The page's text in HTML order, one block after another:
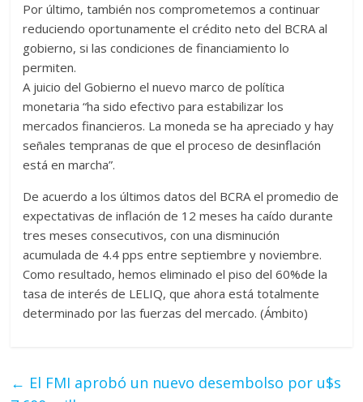
Por último, también nos comprometemos a continuar
reduciendo oportunamente el crédito neto del BCRA al
gobierno, si las condiciones de financiamiento lo
permiten.
A juicio del Gobierno el nuevo marco de política
monetaria “ha sido efectivo para estabilizar los
mercados financieros. La moneda se ha apreciado y hay
señales tempranas de que el proceso de desinflación
está en marcha”.
De acuerdo a los últimos datos del BCRA el promedio de
expectativas de inflación de 12 meses ha caído durante
tres meses consecutivos, con una disminución
acumulada de 4.4 pps entre septiembre y noviembre.
Como resultado, hemos eliminado el piso del 60%de la
tasa de interés de LELIQ, que ahora está totalmente
determinado por las fuerzas del mercado. (Ámbito)
← El FMI aprobó un nuevo desembolso por u$s